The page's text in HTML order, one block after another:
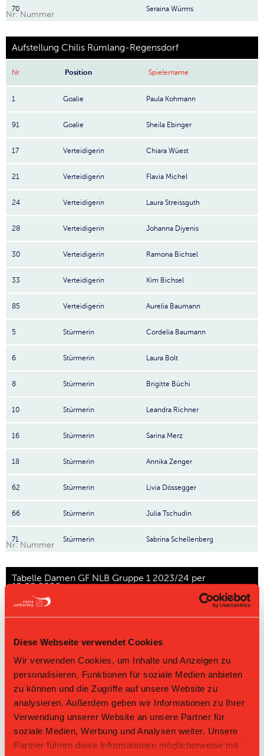
Diese Webseite verwendet Cookies
Wir verwenden Cookies, um Inhalte und Anzeigen zu
personalisieren, Funktionen für soziale Medien anbieten
zu können und die Zugriffe auf unsere Website zu
analysieren. Außerdem geben wir Informationen zu Ihrer
Verwendung unserer Website an unsere Partner für
soziale Medien, Werbung und Analysen weiter. Unsere
Partner führen diese Informationen möglicherweise mit
70 Seraina Würms
Nr: Nummer
Aufstellung Chilis Rümlang-Regensdorf
Nr Position Spielername
1 Goalie Paula Kohmann
91 Goalie Sheila Ebinger
17 Verteidigerin Chiara Wüest
21 Verteidigerin Flavia Michel
24 Verteidigerin Laura Streissguth
28 Verteidigerin Johanna Diyenis
30 Verteidigerin Ramona Bichsel
33 Verteidigerin Kim Bichsel
85 Verteidigerin Aurelia Baumann
5 Stürmerin Cordelia Baumann
6 Stürmerin Laura Bolt
8 Stürmerin Brigitte Büchi
10 Stürmerin Leandra Richner
16 Stürmerin Sarina Merz
18 Stürmerin Annika Zenger
62 Stürmerin Livia Dössegger
66 Stürmerin Julia Tschudin
71 Stürmerin Sabrina Schellenberg
Nr: Nummer
Tabelle Damen GF NLB Gruppe 1 2023/24 per
10.08.2026
L-UPL
Men
Women
Rg. Team Sp TD
2 Basel Regio 18 +23 2.111
3 Lejon 18 +31 2.056 37
4 Nesslau Sharks 18 +7 1.889 34